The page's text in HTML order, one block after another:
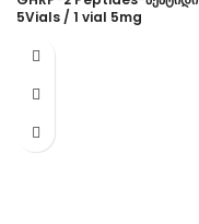
5Vials / 1 vial 5mg